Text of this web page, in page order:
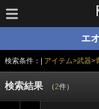
エ
検索条件：| アイテム>武器>
検索結果 （2件）